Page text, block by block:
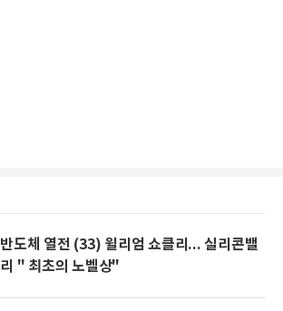
반도체 열전 (33) 윌리엄 쇼클리... 실리콘밸
리 " 최초의 노벨상"